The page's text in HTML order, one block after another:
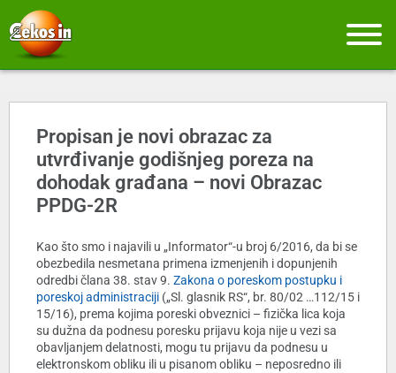
Propisan je novi obrazac za
utvrđivanje godišnjeg poreza na
dohodak građana – novi Obrazac
PPDG-2R
Kao što smo i najavili u „Informator“-u broj 6/2016, da bi se
obezbedila nesmetana primena izmenjenih i dopunjenih
odredbi člana 38. stav 9. Zakona o poreskom postupku i
poreskoj administraciji („Sl. glasnik RS“, br. 80/02 …112/15 i
15/16), prema kojima poreski obveznici – fizička lica koja
su dužna da podnesu poresku prijavu koja nije u vezi sa
obavljanjem delatnosti, mogu tu prijavu da podnesu u
elektronskom obliku ili u pisanom obliku – neposredno ili